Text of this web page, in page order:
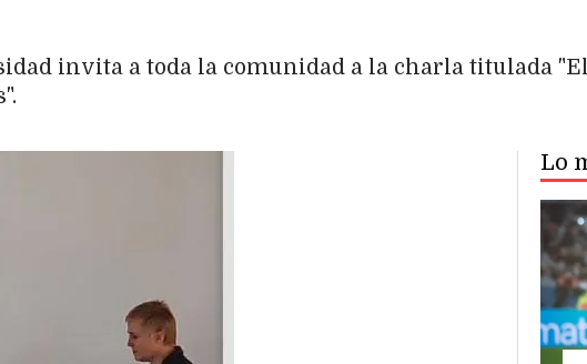
invita a toda la comunidad a la charla titulada
Lo